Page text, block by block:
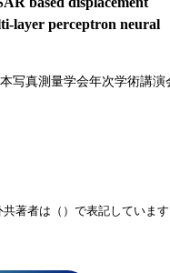
layer perceptron neural
写真測量学会年次学術講演
著者は（）で表記していま